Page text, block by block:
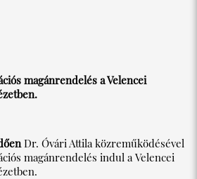
magánrendelés a Velencei
Dr. Óvári Attila közreműködésével
magánrendelés indul a Velencei